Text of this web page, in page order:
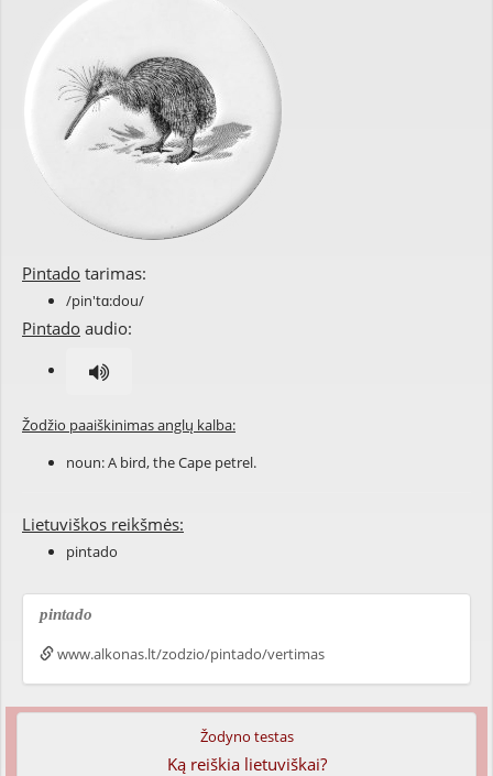
Pintado tarimas:
/pin'tɑ:dou/
Pintado audio:
Žodžio paaiškinimas anglų kalba:
noun: A bird, the Cape petrel.
Lietuviškos reikšmės:
pintado
pintado
www.alkonas.lt/zodzio/pintado/vertimas
Žodyno testas
Ką reiškia lietuviškai?